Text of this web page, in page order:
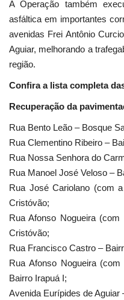
A Operação também
asfáltica em importantes
avenidas Frei Antônio
Aguiar, melhorando a
região.
Confira a lista completa
Recuperação da
Rua Bento Leão – Bosque
Rua Clementino Ribeiro –
Rua Nossa Senhora do
Rua Manoel José Veloso –
Rua José Cariolano (com
Cristóvão;
Rua Afonso Nogueira
Cristóvão;
Rua Francisco Castro –
Rua Afonso Nogueira
Bairro Irapuá I;
Avenida Eurípides de Aguiar